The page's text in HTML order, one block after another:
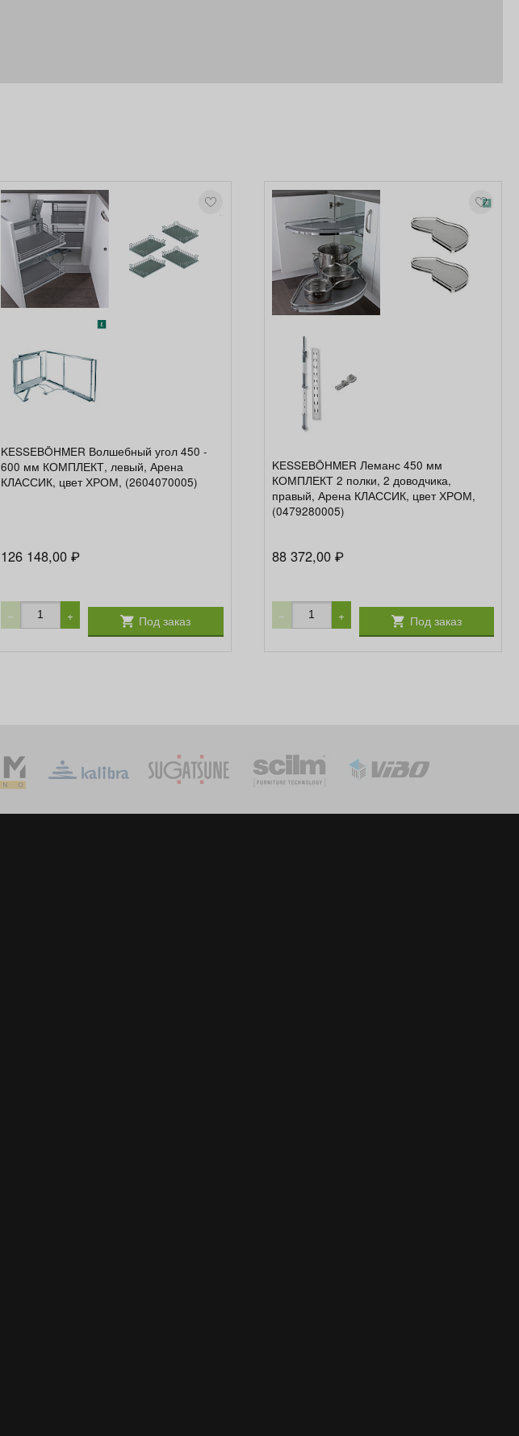
KESSEBÖHMER Волшебный угол 450 -
600 мм КОМПЛЕКТ, левый, Арена
КЛАССИК, цвет ХРОМ, (2604070005)
126 148,00₽
− + Под заказ
KESSEBÖHMER Леманс 450 мм
КОМПЛЕКТ 2 полки, 2 доводчика,
правый, Арена КЛАССИК, цвет ХРОМ,
(0479280005)
88 372,00 ₽
− + Под заказ